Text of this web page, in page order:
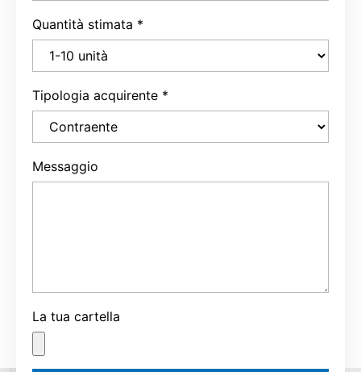
Quantità stimata *
Tipologia acquirente *
Messaggio
La tua cartella